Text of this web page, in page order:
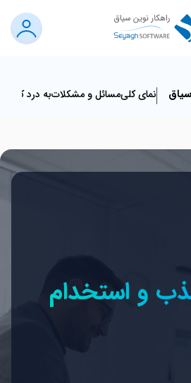
نمای کلیمسائل و مشکلات‌به درد کی
و استخدام